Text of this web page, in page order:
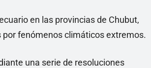
en las provincias de Chubut,
fenómenos climáticos extremos.
una serie de resoluciones